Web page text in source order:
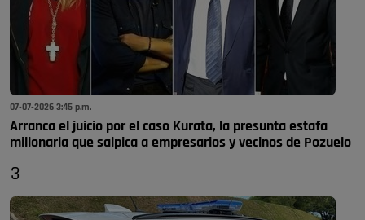
07-07-2026 3:45 p.m.
Arranca el juicio por el caso Kurata, la presunta estafa
millonaria que salpica a empresarios y vecinos de Pozuelo
3